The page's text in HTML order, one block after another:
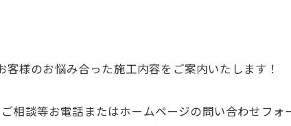
客様のお悩み合った施工内容をご案内いたします！
相談等お電話またはホームページの問い合わせフォ